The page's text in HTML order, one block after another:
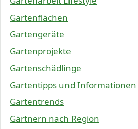
Gartenflächen
Gartengeräte
Gartenprojekte
Gartenschädlinge
Gartentipps und Informationen
Gartentrends
Gärtnern nach Region